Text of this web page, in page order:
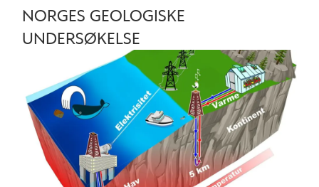
NORGES GEOLOGISKE
UNDERSØKELSE